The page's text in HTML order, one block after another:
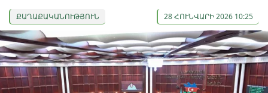
ՔԱՂԱՔԱԿԱՆՈՒԹՅՈՒՆ 28 ՀՈՒՆՎԱՐԻ 2026 10:25